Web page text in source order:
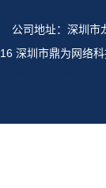
公司地址：深圳市
深圳市鼎为网络